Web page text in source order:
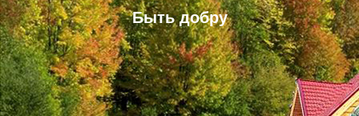
Быть добру